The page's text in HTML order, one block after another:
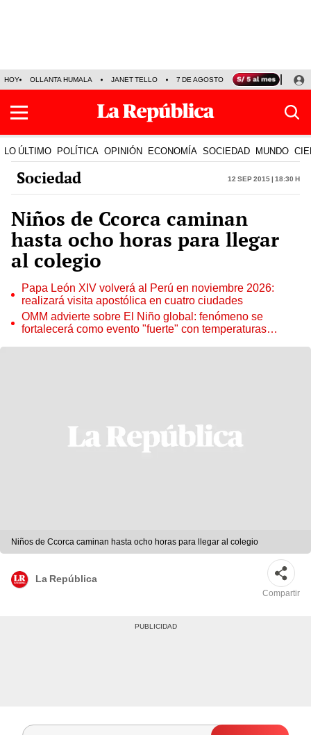
HOY OLLANTA HUMALA JANET TELLO 7 DE AGOSTO TINKA RESULTADOS
LO ÚLTIMO POLÍTICA OPINIÓN ECONOMÍA SOCIEDAD MUNDO
Sociedad 12 Sep 2015 | 18:30 h
Niños de Ccorca caminan
hasta ocho horas para llegar
al colegio
Papa León XIV volverá al Perú en noviembre 2026:
realizará visita apostólica en cuatro ciudades
OMM advierte sobre El Niño global: fenómeno se
fortalecerá como evento "fuerte" con temperaturas
Niños de Ccorca caminan hasta ocho horas para llegar al colegio
La República
Compartir